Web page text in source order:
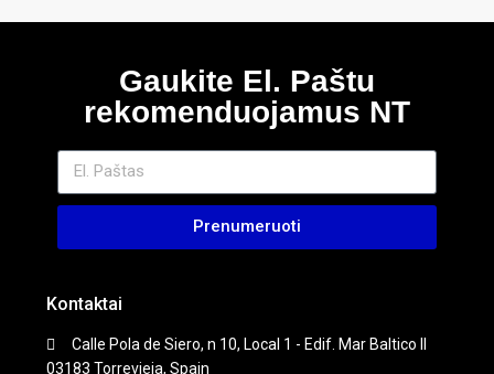
Gaukite El. Paštu
rekomenduojamus NT
Prenumeruoti
Kontaktai
Calle Pola de Siero, n 10, Local 1 - Edif. Mar Baltico II
03183 Torrevieja, Spain